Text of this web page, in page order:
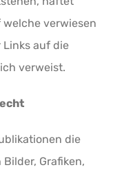
verwiesen
auf die
verweist.
die
Grafiken,